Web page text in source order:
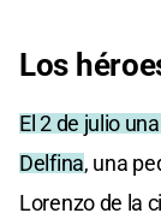
Los
El 2 de julio
Delfina, una
Lorenzo de la